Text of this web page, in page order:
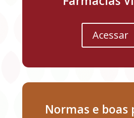
Acessar
Normas e boas